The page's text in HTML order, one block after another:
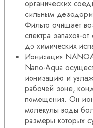
органических
сильным
Фильтр очищает
спектра запахов-
до химических
Ионизация
Nano-Aqua
ионизацию и
рабочей зоне,
помещения. Он
молекулы воды
размеры которых